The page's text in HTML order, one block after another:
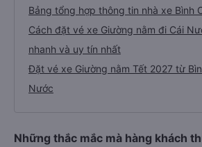
Bảng tổng hợp thông tin nhà xe Bình
Cách đặt vé xe Giường nằm đi Cái
nhanh và uy tín nhất
Đặt vé xe Giường nằm Tết 2027 từ
Nước
Những thắc mắc mà hàng khách